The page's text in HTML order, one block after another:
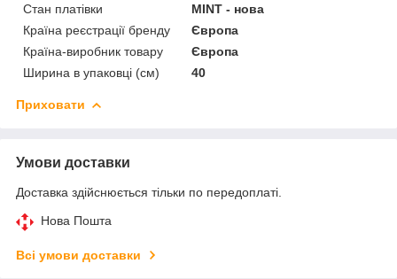
Стан платівки
MINT - нова
Країна реєстрації бренду
Європа
Країна-виробник товару
Європа
Ширина в упаковці (см)
40
Приховати
Умови доставки
Доставка здійснюється тільки по передоплаті.
Нова Пошта
Всі умови доставки